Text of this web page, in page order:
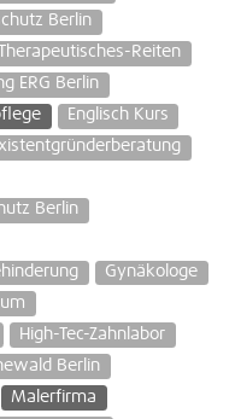
Berlin
Therapeutisches-Reiten
ERG Berlin
Englisch Kurs
Berlin
Gynäkologe
High-Tec-Zahnlabor
Berlin
Malerfirma